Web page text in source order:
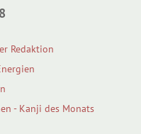
Redaktion
- Kanji des Monats